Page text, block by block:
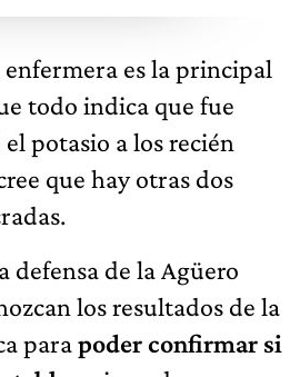
enfermera es la principal
todo indica que fue
potasio a los recién
que hay otras dos
defensa de la Agüero
los resultados de la
parapoder confirmar si